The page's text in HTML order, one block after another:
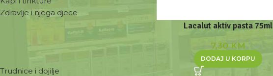
Zdravlje i njega djece
ZDRAVSTVENE POTREBE
Trudnice i dojilje
Lacalut aktiv pasta 75ml
7,30 KM
DODAJ U KORPU